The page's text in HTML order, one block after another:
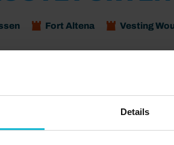
Details
Fort Altena Vesting
uit de 19e eeuw dat was
was om bij dreigende vijandelijke
bestond niet alleen uit het
gebouwd.